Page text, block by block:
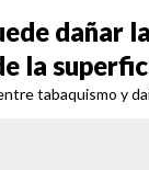
dañar
la
tabaquismo y